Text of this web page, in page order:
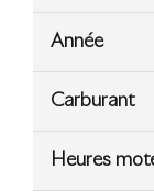
Année
Carburant
Heures